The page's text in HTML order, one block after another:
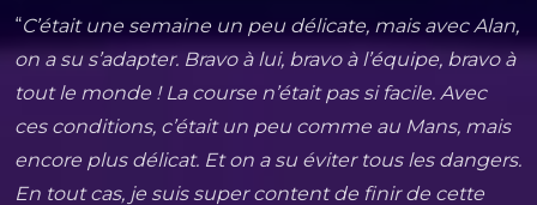
“C’était une semaine un peu délicate, mais avec Alan,
on a su s’adapter. Bravo à lui, bravo à l’équipe, bravo à
tout le monde ! La course n’était pas si facile. Avec
ces conditions, c’était un peu comme au Mans, mais
encore plus délicat. Et on a su éviter tous les dangers.
En tout cas, je suis super content de finir de cette